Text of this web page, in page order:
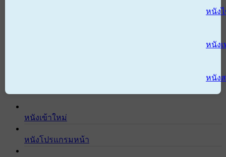
หนัง
หนังเ
หนัง
หนังเข้าใหม่
หนังโปรแกรมหน้า